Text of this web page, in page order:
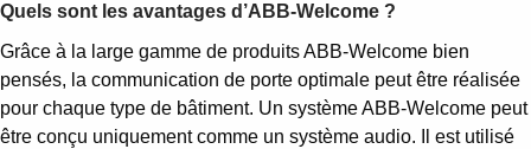
Quels sont les avantages d’ABB-Welcome ?
Grâce à la large gamme de produits ABB-Welcome bien
pensés, la communication de porte optimale peut être réalisée
pour chaque type de bâtiment. Un système ABB-Welcome peut
être conçu uniquement comme un système audio. Il est utilisé